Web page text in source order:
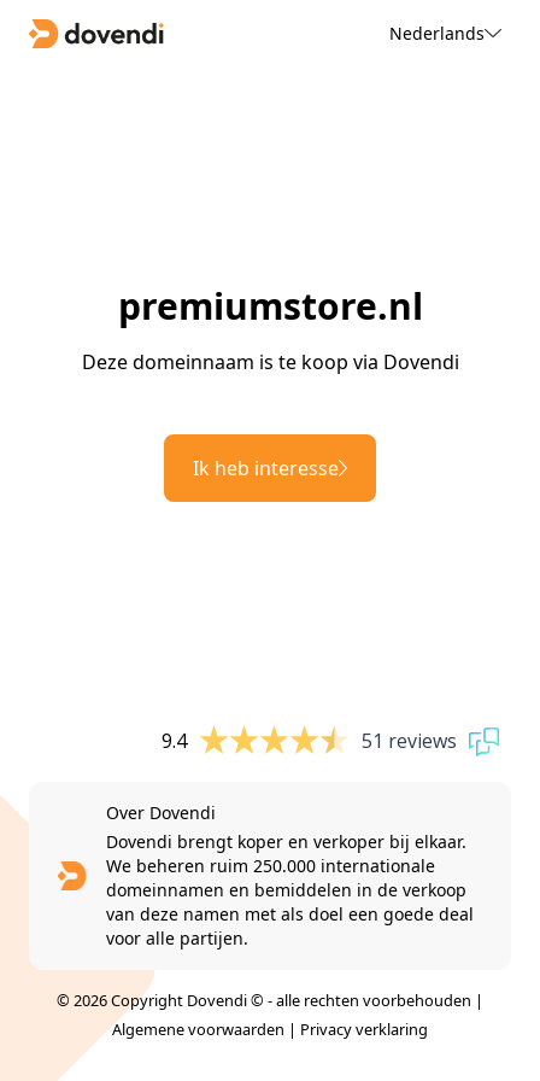
Nederlands
premiumstore.nl
Deze domeinnaam is te koop via Dovendi
Ik heb interesse
9.4 51 reviews
Over Dovendi
Dovendi brengt koper en verkoper bij elkaar.
We beheren ruim 250.000 internationale
domeinnamen en bemiddelen in de verkoop
van deze namen met als doel een goede deal
voor alle partijen.
© 2026 Copyright Dovendi © - alle rechten voorbehouden |
Algemene voorwaarden | Privacy verklaring